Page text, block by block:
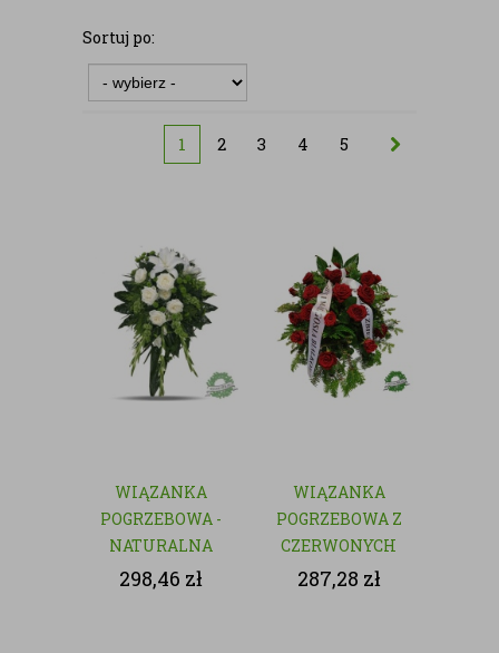
Sortuj po:
1 2 3 4 5
WIĄZANKA
POGRZEBOWA -
NATURALNA
298,46 zł
WIĄZANKA
POGRZEBOWA Z
CZERWONYCH
KWIATÓW
287,28 zł